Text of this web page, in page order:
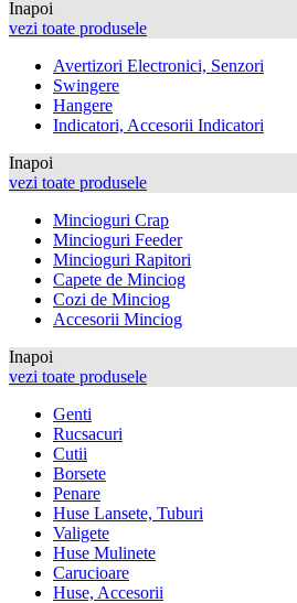
Inapoi
vezi toate produsele
Avertizori Electronici, Senzori
Swingere
Hangere
Indicatori, Accesorii Indicatori
Inapoi
vezi toate produsele
Mincioguri Crap
Mincioguri Feeder
Mincioguri Rapitori
Capete de Minciog
Cozi de Minciog
Accesorii Minciog
Inapoi
vezi toate produsele
Genti
Rucsacuri
Cutii
Borsete
Penare
Huse Lansete, Tuburi
Valigete
Huse Mulinete
Carucioare
Huse, Accesorii